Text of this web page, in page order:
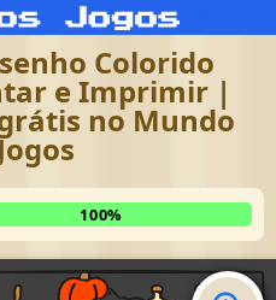
Colorido
e Imprimir |
no Mundo
100%